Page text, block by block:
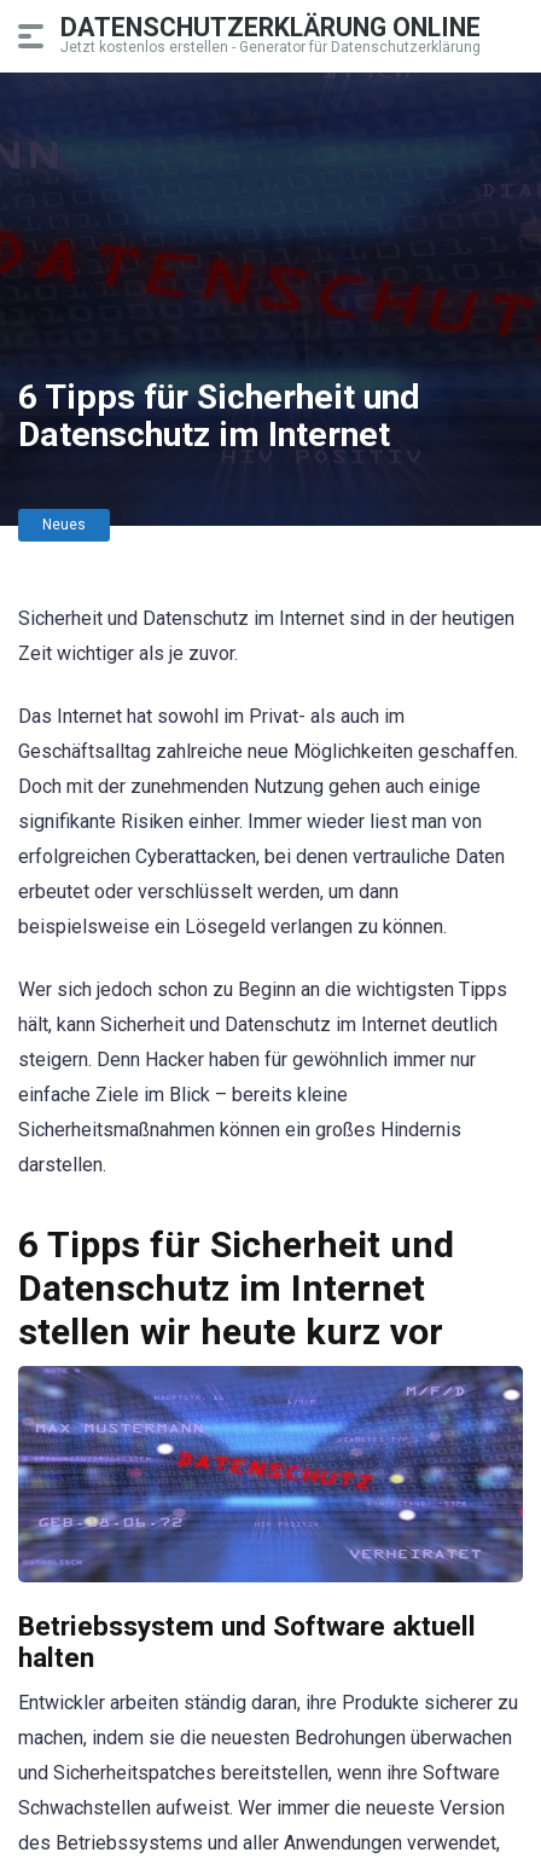
DATENSCHUTZERKLÄRUNG ONLINE
Jetzt kostenlos erstellen - Generator für Datenschutzerklärung
6 Tipps für Sicherheit und
Datenschutz im Internet
Neues
Sicherheit und Datenschutz im Internet sind in der heutigen
Zeit wichtiger als je zuvor.
Das Internet hat sowohl im Privat- als auch im
Geschäftsalltag zahlreiche neue Möglichkeiten geschaffen.
Doch mit der zunehmenden Nutzung gehen auch einige
signifikante Risiken einher. Immer wieder liest man von
erfolgreichen Cyberattacken, bei denen vertrauliche Daten
erbeutet oder verschlüsselt werden, um dann
beispielsweise ein Lösegeld verlangen zu können.
Wer sich jedoch schon zu Beginn an die wichtigsten Tipps
hält, kann Sicherheit und Datenschutz im Internet deutlich
steigern. Denn Hacker haben für gewöhnlich immer nur
einfache Ziele im Blick – bereits kleine
Sicherheitsmaßnahmen können ein großes Hindernis
darstellen.
6 Tipps für Sicherheit und
Datenschutz im Internet
stellen wir heute kurz vor
Betriebssystem und Software aktuell
halten
Entwickler arbeiten ständig daran, ihre Produkte sicherer zu
machen, indem sie die neuesten Bedrohungen überwachen
und Sicherheitspatches bereitstellen, wenn ihre Software
Schwachstellen aufweist. Wer immer die neueste Version
des Betriebssystems und aller Anwendungen verwendet,